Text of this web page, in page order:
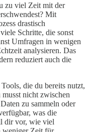
zu viel Zeit mit der
Mit
drastisch
Schritte, die sonst
Umfragen in wenigen
analysieren. Das
reduziert auch die
die du bereits nutzt,
nicht zwischen
zu sammeln oder
was die
dir vor, wie viel